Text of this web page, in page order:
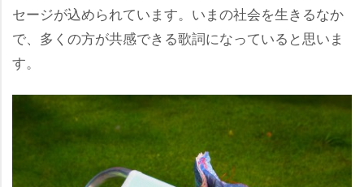
セージが込められています。いまの社会を生きるなか
で、多くの方が共感できる歌詞になっていると思いま
す。